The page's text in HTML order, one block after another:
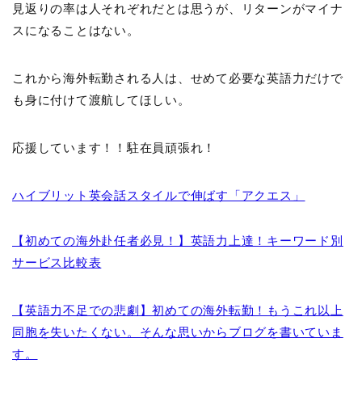
見返りの率は人それぞれだとは思うが、リターンがマイナ
スになることはない。
これから海外転勤される人は、せめて必要な英語力だけで
も身に付けて渡航してほしい。
応援しています！！駐在員頑張れ！
ハイブリット英会話スタイルで伸ばす「アクエス」
【初めての海外赴任者必見！】英語力上達！キーワード別
サービス比較表
【英語力不足での悲劇】初めての海外転勤！もうこれ以上
同胞を失いたくない。そんな思いからブログを書いていま
す。